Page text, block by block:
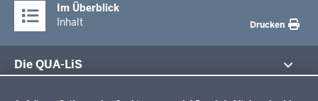
Im Überblick
Inhalt
Drucken
Die QUA-LiS